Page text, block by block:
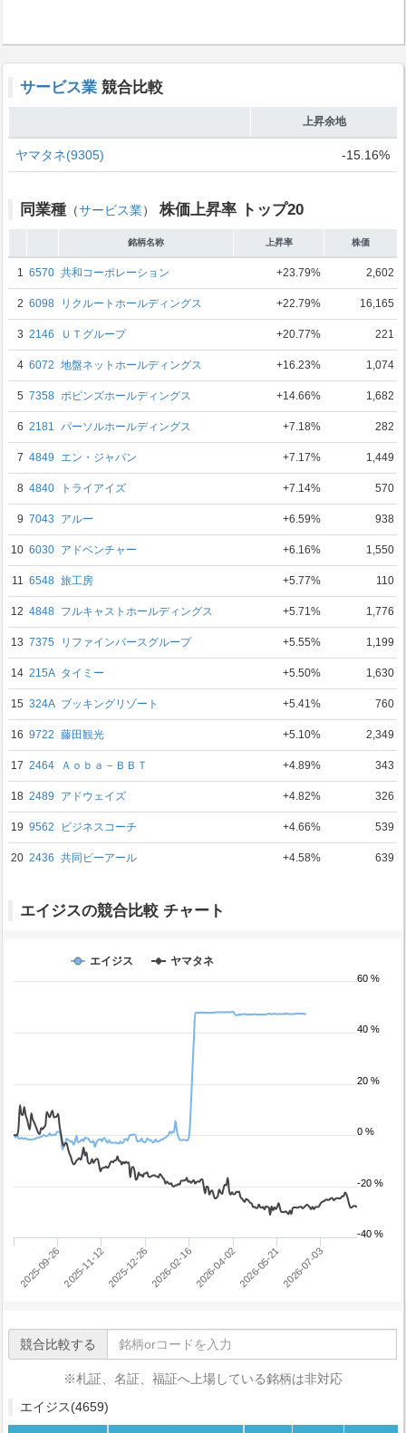
サービス業 競合比較
上昇余地
ヤマタネ(9305) -15.16%
同業種 （サービス業） 株価上昇率 トップ20
銘柄名称 上昇率 株価
1 6570 共和コーポレーション +23.79% 2,602
2 6098 リクルートホールディングス +22.79% 16,165
3 2146 ＵＴグループ +20.77% 221
4 6072 地盤ネットホールディングス +16.23% 1,074
5 7358 ポピンズホールディングス +14.66% 1,682
6 2181 パーソルホールディングス +7.18% 282
7 4849 エン・ジャパン +7.17% 1,449
8 4840 トライアイズ +7.14% 570
9 7043 アルー +6.59% 938
10 6030 アドベンチャー +6.16% 1,550
11 6548 旅工房 +5.77% 110
12 4848 フルキャストホールディングス +5.71% 1,776
13 7375 リファインバースグループ +5.55% 1,199
14 215A タイミー +5.50% 1,630
15 324A ブッキングリゾート +5.41% 760
16 9722 藤田観光 +5.10% 2,349
17 2464 Ａｏｂａ－ＢＢＴ +4.89% 343
18 2489 アドウェイズ +4.82% 326
19 9562 ビジネスコーチ +4.66% 539
20 2436 共同ピーアール +4.58% 639
エイジスの競合比較 チャート
エイジス ヤマタネ
2025-09-26 2025-11-122025-12-26 2026-02-16 2026-04-022026-05-212026-07-03
-40 %
-20 %
0 %
20 %
40 %
60 %
競合比較する
※札証、名証、福証へ上場している銘柄は非対応
エイジス(4659)